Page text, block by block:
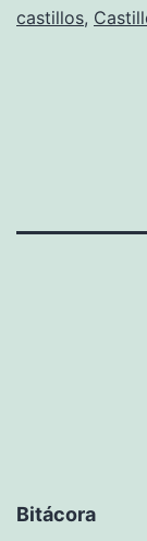
castillos,
Bitácora